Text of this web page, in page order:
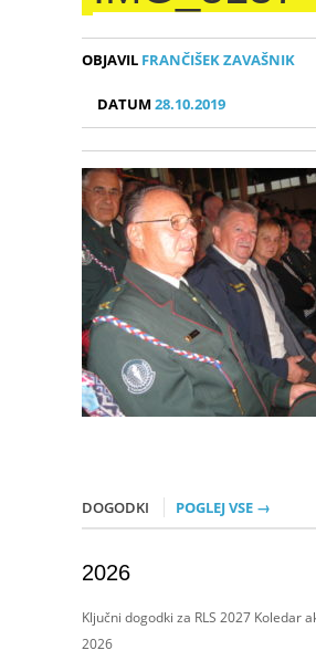
OBJAVIL FRANČIŠEK ZAVAŠNIK
DATUM28.10.2019
DOGODKI POGLEJ VSE →
2026
Ključni dogodki za RLS 2027 Koledar
2026